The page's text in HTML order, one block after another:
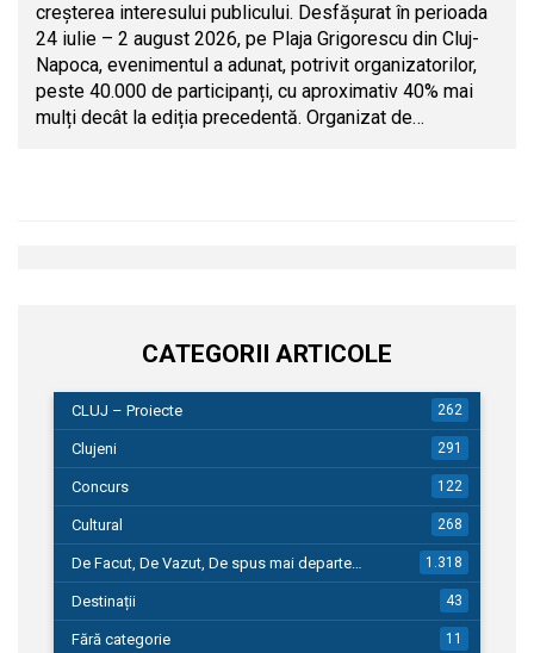
creșterea interesului publicului. Desfășurat în perioada
24 iulie – 2 august 2026, pe Plaja Grigorescu din Cluj-
Napoca, evenimentul a adunat, potrivit organizatorilor,
peste 40.000 de participanți, cu aproximativ 40% mai
mulți decât la ediția precedentă. Organizat de…
CATEGORII ARTICOLE
CLUJ – Proiecte 262
Clujeni 291
Concurs 122
Cultural 268
De Facut, De Vazut, De spus mai departe… 1.318
Destinații 43
Fără categorie 11